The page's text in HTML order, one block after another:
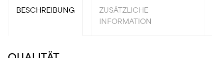
BESCHREIBUNG
ZUSÄTZLICHE
INFORMATION